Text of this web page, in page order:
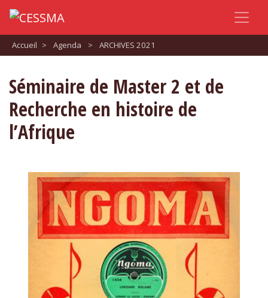
Accueil > Agenda > ARCHIVES 2021
Séminaire de Master 2 et de
Recherche en histoire de
l’Afrique